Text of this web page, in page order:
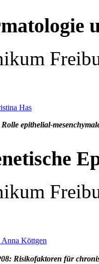
Has
Rolle epithelial-
Anna Köttgen
Risikofaktoren für